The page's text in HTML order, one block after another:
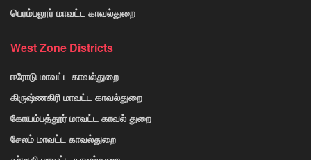
பெரம்பலூர் மாவட்ட காவல்துறை
West Zone Districts
ஈரோடு மாவட்ட காவல்துறை
கிருஷ்ணகிரி மாவட்ட காவல்துறை
கோயம்பத்தூர் மாவட்ட காவல் துறை
சேலம் மாவட்ட காவல்துறை